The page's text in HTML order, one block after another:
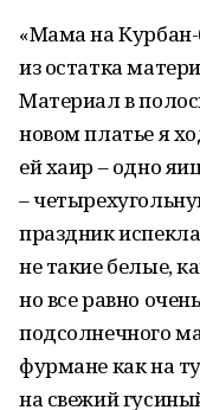
«Мама на
из остатка
Материал в
новом платье я
ей хаир – одно
–
праздник
не такие белые,
но все равно
подсолнечного
фурмане как на
на свежий